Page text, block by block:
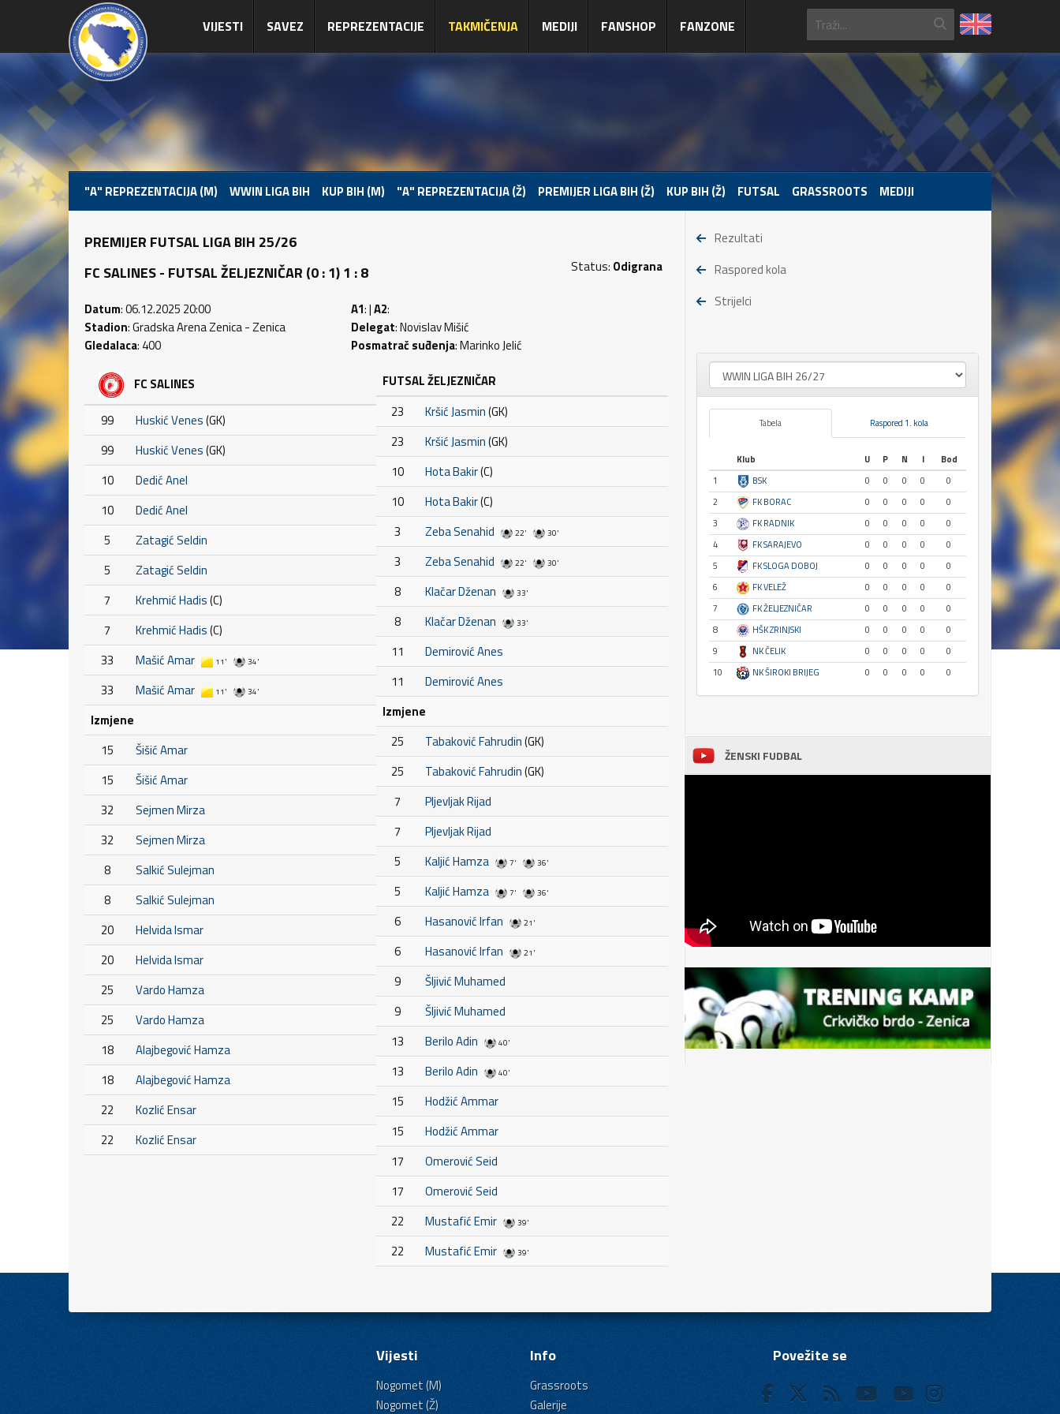
VIJESTI SAVEZ REPREZENTACIJE TAKMIČENJA MEDIJI FANSHOP FANZONE
"A" REPREZENTACIJA (M) WWIN LIGA BIH KUP BIH (M) "A" REPREZENTACIJA (Ž) PREMIJER LIGA BIH (Ž) KUP BIH (Ž) FUTSAL GRASSROOTS MEDIJI
PREMIJER FUTSAL LIGA BIH 25/26
FC SALINES - FUTSAL ŽELJEZNIČAR (0 : 1) 1 : 8
Status: Odigrana
Datum: 06.12.2025 20:00
Stadion: Gradska Arena Zenica - Zenica
Gledalaca: 400
A1: |A2:
Delegat: Novislav Mišić
Posmatrač suđenja: Marinko Jelić
FC SALINES
99 Huskić Venes(GK)
99
Huskić Venes(GK)
10
Dedić Anel
10
Dedić Anel
5
Zatagić Seldin
5
Zatagić Seldin
7
Krehmić Hadis(C)
7
Krehmić Hadis(C)
33
Mašić Amar 11' 34'
33 Mašić Amar 11' 34'
Izmjene
15
Šišić Amar
15
Šišić Amar
32
Sejmen Mirza
32
Sejmen Mirza
8
Salkić Sulejman
8
Salkić Sulejman
20
Helvida Ismar
20
Helvida Ismar
25
Vardo Hamza
25
Vardo Hamza
18
Alajbegović Hamza
18
Alajbegović Hamza
22
Kozlić Ensar
22
Kozlić Ensar
FUTSAL ŽELJEZNIČAR
23
Kršić Jasmin(GK)
23
Kršić Jasmin(GK)
10
Hota Bakir(C)
10
Hota Bakir(C)
3
Zeba Senahid 22' 30'
3 Zeba Senahid 22' 30'
8 Klačar Dženan 33'
8 Klačar Dženan 33'
11
Demirović Anes
11
Demirović Anes
Izmjene
25
Tabaković Fahrudin(GK)
25
Tabaković Fahrudin(GK)
7
Pljevljak Rijad
7
Pljevljak Rijad
5
Kaljić Hamza 7' 36'
5 Kaljić Hamza 7' 36'
6 Hasanović Irfan 21'
6 Hasanović Irfan 21'
9
Šljivić Muhamed
9
Šljivić Muhamed
13
Berilo Adin 40'
13 Berilo Adin 40'
15
Hodžić Ammar
15
Hodžić Ammar
17
Omerović Seid
17
Omerović Seid
22
Mustafić Emir 39'
22 Mustafić Emir 39'
Rezultati
Raspored kola
Strijelci
Tabela Raspored 1. kola
Klub U P N I
Bod
1
BSK 0 0 0 0
0
2
FK BORAC 0 0 0 0
0
3
FK RADNIK 0 0 0 0
0
4
FK SARAJEVO 0 0 0 0
0
5
FK SLOGA DOBOJ 0 0 0 0
0
6
FK VELEŽ 0 0 0 0
0
7
FK ŽELJEZNIČAR 0 0 0 0
0
8
HŠK ZRINJSKI 0 0 0 0
0
9
NK ČELIK 0 0 0 0
0
10
NK ŠIROKI BRIJEG 0 0 0 0 0
ŽENSKI FUDBAL
Vijesti
Nogomet (M)
Nogomet (Ž)
Info
Grassroots
Galerije
Povežite se